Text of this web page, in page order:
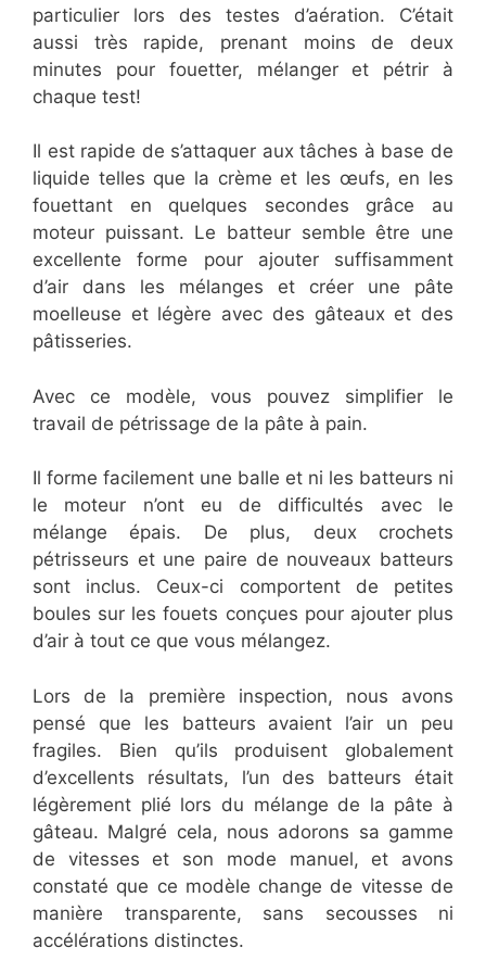
particulier lors des testes d’aération. C’était
aussi très rapide, prenant moins de deux
minutes pour fouetter, mélanger et pétrir à
chaque test!
Il est rapide de s’attaquer aux tâches à base de
liquide telles que la crème et les œufs, en les
fouettant en quelques secondes grâce au
moteur puissant. Le batteur semble être une
excellente forme pour ajouter suffisamment
d’air dans les mélanges et créer une pâte
moelleuse et légère avec des gâteaux et des
pâtisseries.
Avec ce modèle, vous pouvez simplifier le
travail de pétrissage de la pâte à pain.
Il forme facilement une balle et ni les batteurs ni
le moteur n’ont eu de difficultés avec le
mélange épais. De plus, deux crochets
pétrisseurs et une paire de nouveaux batteurs
sont inclus. Ceux-ci comportent de petites
boules sur les fouets conçues pour ajouter plus
d’air à tout ce que vous mélangez.
Lors de la première inspection, nous avons
pensé que les batteurs avaient l’air un peu
fragiles. Bien qu’ils produisent globalement
d’excellents résultats, l’un des batteurs était
légèrement plié lors du mélange de la pâte à
gâteau. Malgré cela, nous adorons sa gamme
de vitesses et son mode manuel, et avons
constaté que ce modèle change de vitesse de
manière transparente, sans secousses ni
accélérations distinctes.